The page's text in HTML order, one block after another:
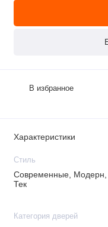
В избранное
Характеристики
Стиль
Современные, Модерн,
Тек
Категория дверей